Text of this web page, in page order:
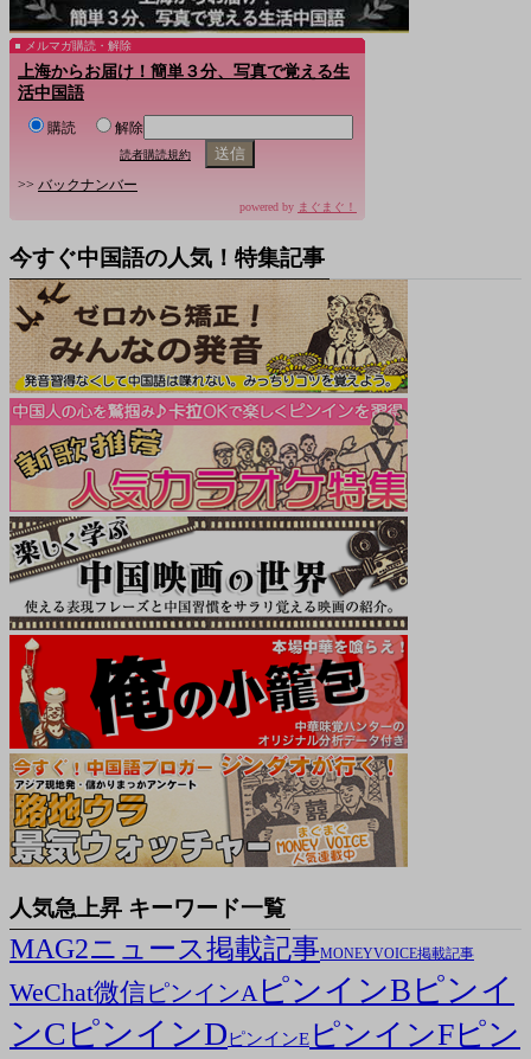
メルマガ購読・解除
上海からお届け！簡単３分、写真で覚える生
活中国語
購読 解除
読者購読規約
>> バックナンバー
powered by まぐまぐ！
今すぐ中国語の人気！特集記事
人気急上昇 キーワード一覧
MAG2ニュース掲載記事MONEYVOICE掲載記事
WeChat微信ピンインAピンインB ピンイ
ンC ピンインDピンインE ピンインFピン